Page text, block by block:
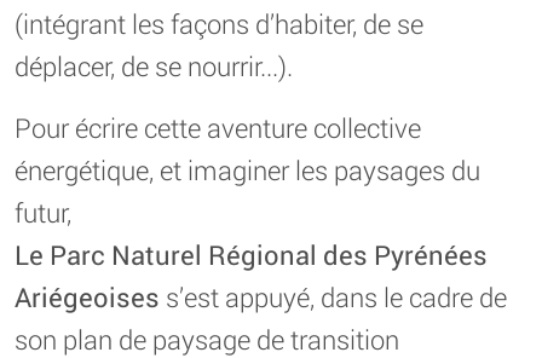
(intégrant les façons d’habiter, de se
déplacer, de se nourrir...).
Pour écrire cette aventure collective
énergétique, et imaginer les paysages du
futur,
Le Parc Naturel Régional des Pyrénées
Ariégeoises s’est appuyé, dans le cadre de
son plan de paysage de transition